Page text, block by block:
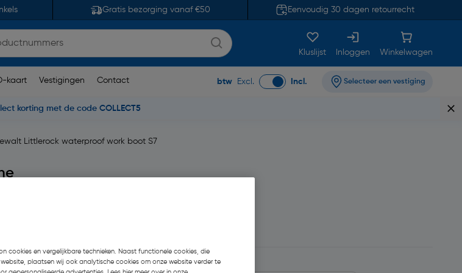
Gratis bezorging vanaf €50 Eenvoudig 30 dagen retourrecht
Kluslijst Inloggen Winkelwagen
kaart Vestigingen Contact btw Excl. Incl. Selecteer een vestiging
korting met de code COLLECT5
Littlerock waterproof work boot S7
Kies productvariant(20)
cookies en vergelijkbare technieken. Naast functionele cookies, die
plaatsen wij ook analytische cookies om onze website verder te